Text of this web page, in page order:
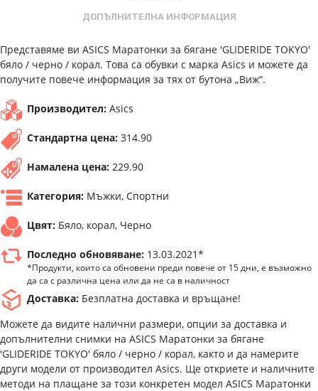
ДОПЪЛНИТЕЛНА ИНФОРМАЦИЯ
Представяме ви ASICS Маратонки за бягане 'GLIDERIDE TOKYO'
бяло / черно / корал. Това са обувки с марка Asics и можете да
получите повече информация за тях от бутона „Виж“.
Производител: Asics
Стандартна цена: 314.90
Намалена цена: 229.90
Категория: Мъжки, Спортни
Цвят: Бяло, корал, Черно
Последно обновяване: 13.03.2021*
*Продукти, които са обновени преди повече от 15 дни, е възможно
да са с различна цена или да не са в наличност
Доставка: Безплатна доставка и връщане!
Можете да видите налични размери, опции за доставка и
допълнителни снимки на ASICS Маратонки за бягане
'GLIDERIDE TOKYO' бяло / черно / корал, както и да намерите
други модели от производител Asics. Ще откриете и наличните
методи на плащане за този конкретен модел ASICS Маратонки